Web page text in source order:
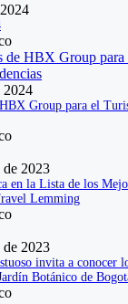
2024
Group para el
de 2023
en la Lista de los
Lemming
de 2023
invita a conocer
Botánico de